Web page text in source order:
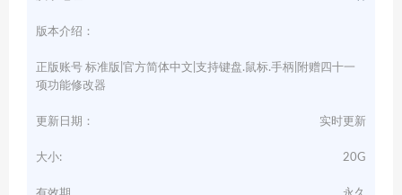
版本介绍：
正版账号 标准版|官方简体中文|支持键盘.鼠标.手柄|附赠四十一
项功能修改器
更新日期： 实时更新
大小: 20G